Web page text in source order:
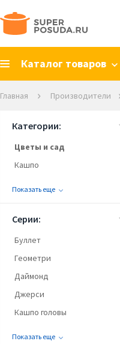
Каталог товаров
Главная Производители
Категории:
Цветы и сад
Кашпо
Показать еще
Серии:
Буллет
Геометри
Даймонд
Джерси
Кашпо головы
Показать еще